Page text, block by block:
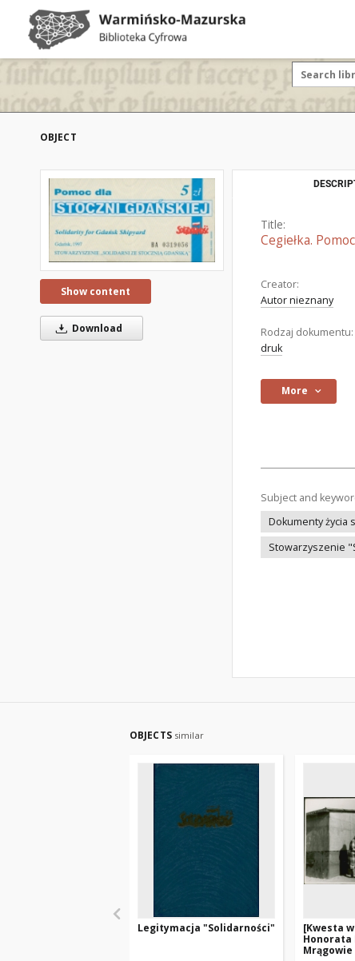
OBJECT
Show content
Download
Title:
Cegiełka.
Creator:
Autor nieznany
Rodzaj dokumentu:
druk
More
Subject and
Dokumenty życia
Stowarzyszenie
OBJECTS similar
Legitymacja "Solidarności"
[Kwesta
Honorata
Mrągowie